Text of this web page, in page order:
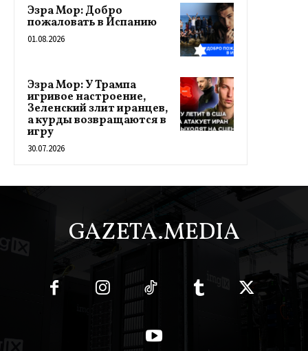
Эзра Мор: Добро
пожаловать в Испанию
01.08.2026
Эзра Мор: У Трампа
игривое настроение,
Зеленский злит иранцев,
а курды возвращаются в
игру
30.07.2026
GAZETA.MEDIA